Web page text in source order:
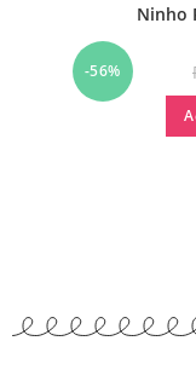
-56%
Ninho